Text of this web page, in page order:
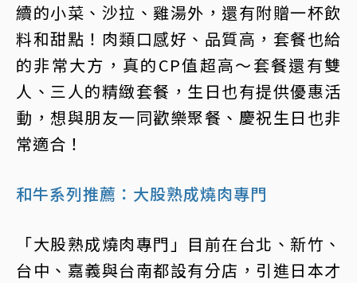
續的小菜、沙拉、雞湯外，還有附贈一杯飲
料和甜點！肉類口感好、品質高，套餐也給
的非常大方，真的CP值超高～套餐還有雙
人、三人的精緻套餐，生日也有提供優惠活
動，想與朋友一同歡樂聚餐、慶祝生日也非
常適合！
和牛系列推薦：大股熟成燒肉專門
「大股熟成燒肉專門」目前在台北、新竹、
台中、嘉義與台南都設有分店，引進日本才